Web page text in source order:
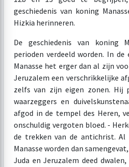
geschiedenis van koning
Hizkia herinneren.
De geschiedenis van koning
perioden verdeeld worden. In
Manasse het erger dan al zijn
Jeruzalem een verschrikkelijke
zelfs van zijn eigen zonen. Hij
waarzeggers en
afgod in de tempel des Heren,
onschuldig vergoten bloed. -
de trekken van de antichrist. Al
Manasse worden dan
Juda en Jeruzalem deed